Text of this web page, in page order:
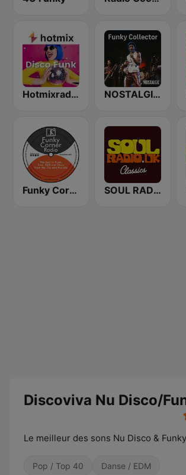
Hotmixradio Disco Funk NOSTALGIE FUNKY COLLECTOR
Funky Corner Radio SOUL RADIO Only Classic Soul
Discoviva Nu Disco/
Le meilleur des sons Nu Disco &
Pop / Top 40 Danse / EDM